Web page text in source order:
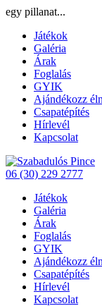
egy pillanat...
Játékok
Galéria
Árak
Foglalás
GYIK
Ajándékozz
Csapatépítés
Hírlevél
Kapcsolat
06 (30) 229 2777
Játékok
Galéria
Árak
Foglalás
GYIK
Ajándékozz
Csapatépítés
Hírlevél
Kapcsolat